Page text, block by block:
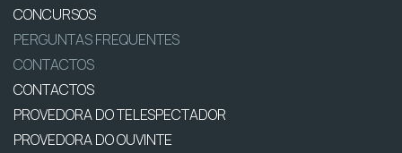
CONCURSOS
PERGUNTAS FREQUENTES
CONTACTOS
CONTACTOS
PROVEDORA DO TELESPECTADOR
PROVEDORA DO OUVINTE